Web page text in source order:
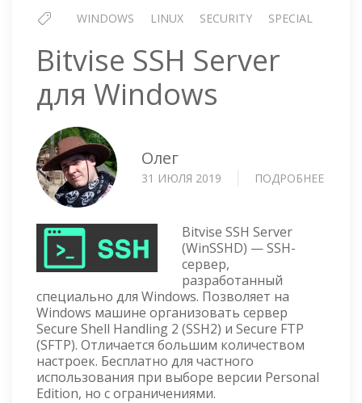
WINDOWS LINUX SECURITY SPECIAL
Bitvise SSH Server
для Windows
Олег
31 ИЮЛЯ 2019 ПОДРОБНЕЕ
Bitvise SSH Server
(WinSSHD) — SSH-
сервер,
разработанный
специально для Windows. Позволяет на
Windows машине организовать сервер
Secure Shell Handling 2 (SSH2) и Secure FTP
(SFTP). Отличается большим количеством
настроек. Бесплатно для частного
использования при выборе версии Personal
Edition, но с ограничениями.